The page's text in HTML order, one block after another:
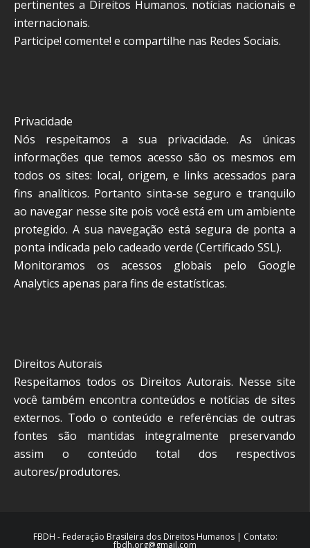
pertinentes a Direitos Humanos. notícias nacionais e
internacionais.
Participe! comente! e compartilhe nas Redes Sociais.
Privacidade
Nós respeitamos a sua privacidade. As únicas
informações que temos acesso são os mesmos em
todos os sites: local, origem, e links acessados para
fins analíticos. Portanto sinta-se seguro e tranquilo
ao navegar nesse site pois você está em um ambiente
protegido. A sua navegação está segura de ponta a
ponta indicada pelo cadeado verde (Certificado SSL).
Monitoramos os acessos globais pelo Google
Analytics apenas para fins de estatísticas.
Direitos Autorais
Respeitamos todos os Direitos Autorais. Nesse site
você também encontra conteúdos e notícias de sites
externos. Todo o conteúdo e referências de outras
fontes são mantidas integralmente preservando
assim o conteúdo total dos respectivos
autores/produtores.
FBDH - Federação Brasileira dos Direitos Humanos | Contato:
fbdh.org@gmail.com